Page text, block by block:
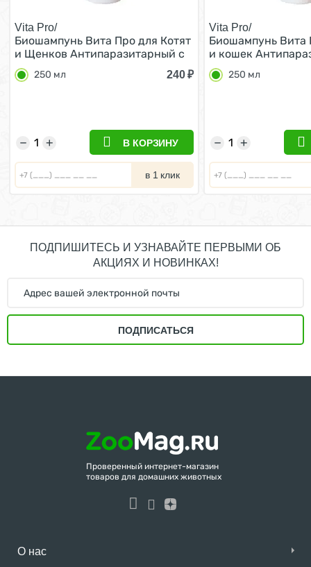
Vita Pro/
Биошампунь Вита Про для Котят
и Щенков Антипаразитарный с
маслом лаванды 250 мл
250 мл 240₽
+
− В КОРЗИНУ
в 1 клик
Vita Pro/
Биошампунь Вита
и кошек
Универсальный с
и эвкалипта 250
250 мл
+
−
ПОДПИШИТЕСЬ И УЗНАВАЙТЕ ПЕРВЫМИ ОБ
АКЦИЯХ И НОВИНКАХ!
ПОДПИСАТЬСЯ
Проверенный интернет-магазин
товаров для домашних животных
О нас